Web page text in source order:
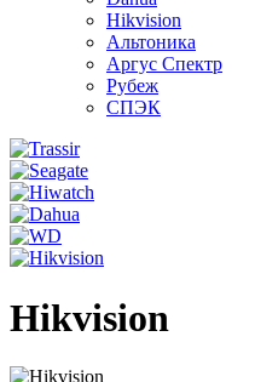
Hikvision
Альтоника
Аргус Спектр
Рубеж
СПЭК
Hikvision